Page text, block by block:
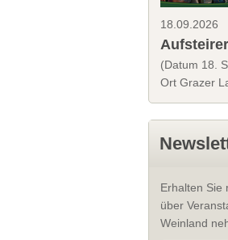
18.09.2026
(Datum 18.
Ort Grazer
Erhalten Sie
über
Weinland